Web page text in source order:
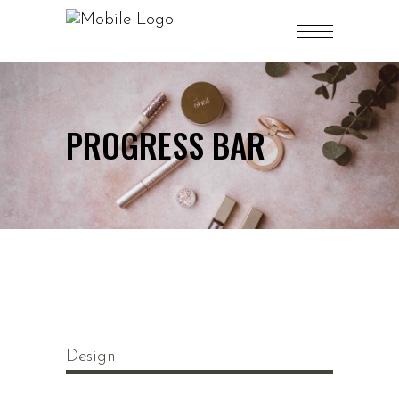
PROGRESS BAR
Design